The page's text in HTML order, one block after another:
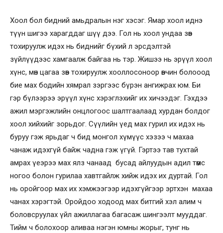
Хоол бол бидний амьдралын нэг хэсэг. Ямар хоол иднэ
түүн шигээ харагддаг шүү дээ. Гол нь хоол ундаа зөв
тохируулж идэх нь биднийг бүхий л эрсдэлтэй
зүйлүүдээс хамгаалж байгаа нь тэр. Жишээ нь эрүүл хоол
хүнс, мөн цагаа зөв тохируулж хооллосоноор өвчин болооод
бие мах бодийн хямрал зэргээс бүрэн ангижрах юм. Би
гэр бүлээрээ эрүүл хүнс хэрэглэхийг их хичээдэг. Гэхдээ
ажил мэргэжлийн онцлогоос шалтгаалаад хурдан болдог
хоол хийхийг зорьдог. Сүүлийн үед мах гурил их идэх нь
буруу гэж ярьдаг ч бид монгол хүмүүс хэзээ ч махаа
чанаж идэхгүй байж чадна гэж үгүй. Гэртээ тав тухтай
амрах үеэрээ мах ялз чанаад бусад айлуудын адил төмс
ногоо болон гурилаа хавтгайлж хийж идэх их дуртай. Гол
нь оройгоор мах их хэмжээгээр идэхгүйгээр эртхэн махаа
чанах хэрэгтэй. Оройдоо ходоод мах битгий хэл алим ч
боловсруулах үйл ажиллагаа багасаж шингээлт мууддаг.
Тийм ч болохоор аливаа нэгэн юмны жорыг, тунг нь